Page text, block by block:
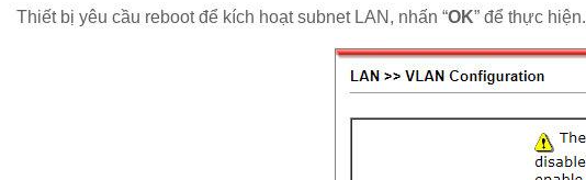
Thiết bị yêu cầu reboot để kích hoạt subnet LAN, nhấn “OK” để thực hiện.